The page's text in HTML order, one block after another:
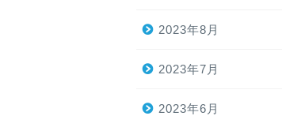
2023年8月
2023年7月
2023年6月